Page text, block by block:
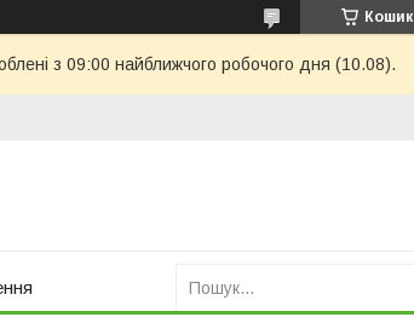
Кошик
з 09:00 найближчого робочого дня (10.08).